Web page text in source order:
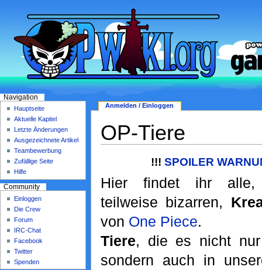
OP-Tiere
!!! SPOILER
Hier findet ihr alle,
teilweise bizarren,
von One Piece.
Tiere, die es nicht
sondern auch in
Anmelden / Einloggen
Navigation
Hauptseite
Aktuelle Kapitel
Letzte Änderungen
Ausgezeichnete Artikel
Teambewerbung
Zufällige Seite
Hilfe
Community
Einloggen
Die Crew
Forum
IRC-Chat
Facebook
Twitter
Spenden